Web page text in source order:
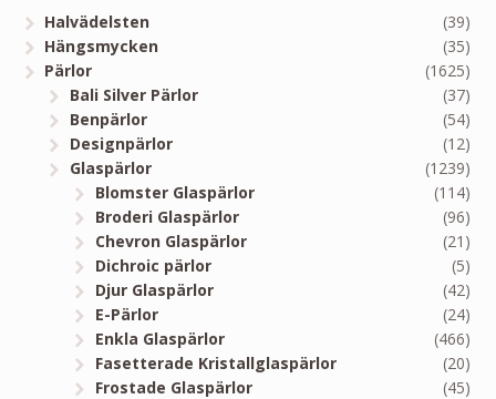
Halvädelsten
(39)
Hängsmycken
(35)
Pärlor
(1625)
Bali Silver Pärlor
(37)
Benpärlor
(54)
Designpärlor
(12)
Glaspärlor
(1239)
Blomster Glaspärlor
(114)
Broderi Glaspärlor
(96)
Chevron Glaspärlor
(21)
Dichroic pärlor
(5)
Djur Glaspärlor
(42)
E-Pärlor
(24)
Enkla Glaspärlor
(466)
Fasetterade Kristallglaspärlor
(20)
Frostade Glaspärlor
(45)